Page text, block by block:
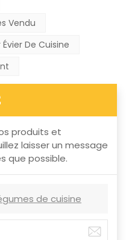
Vendu
De Cuisine
produits et
laisser un message
que possible.
de cuisine